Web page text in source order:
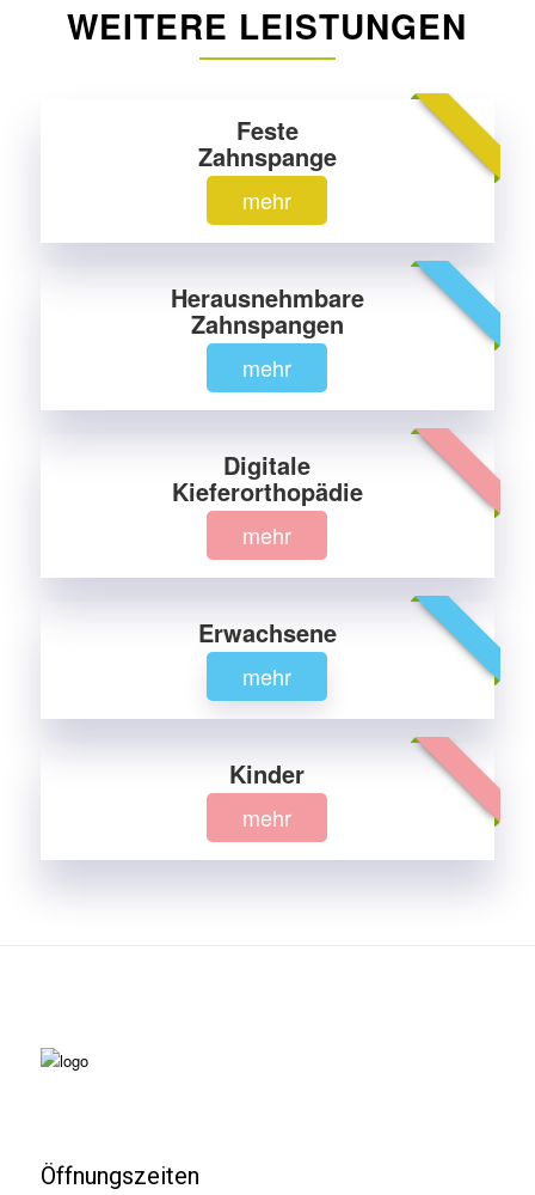
WEITERE LEISTUNGEN
Feste
Zahnspange
mehr
Herausnehmbare
Zahnspangen
mehr
Digitale
Kieferorthopädie
mehr
Erwachsene
mehr
Kinder
mehr
Öffnungszeiten